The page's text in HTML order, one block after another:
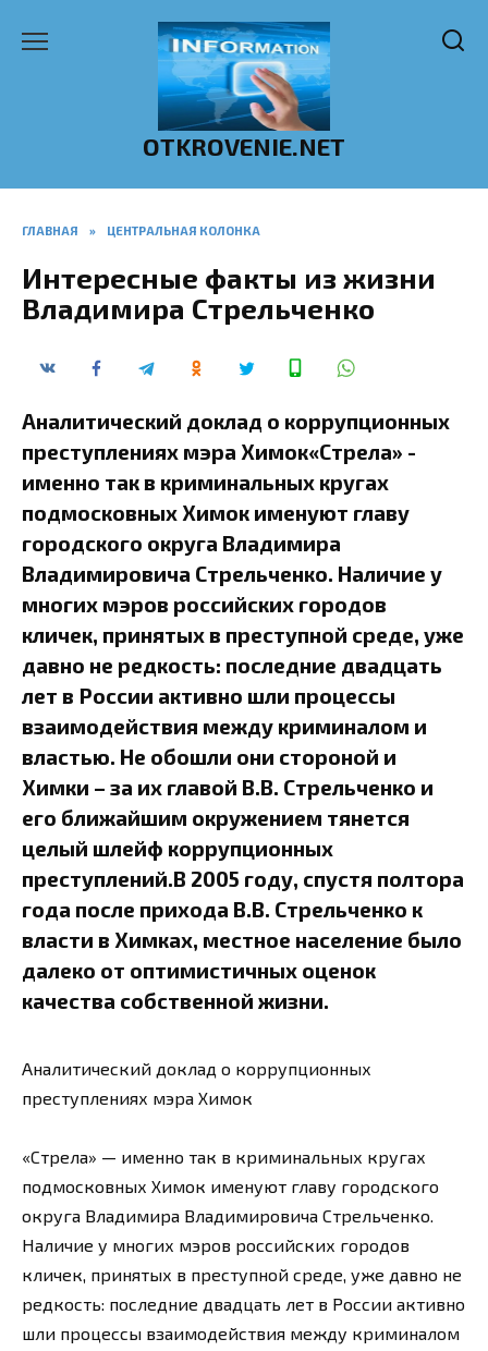
OTKROVENIE.NET
ГЛАВНАЯ » ЦЕНТРАЛЬНАЯ КОЛОНКА
Интересные факты из жизни
Владимира Стрельченко
Аналитический доклад о коррупционных
преступлениях мэра Химок«Стрела» -
именно так в криминальных кругах
подмосковных Химок именуют главу
городского округа Владимира
Владимировича Стрельченко. Наличие у
многих мэров российских городов
кличек, принятых в преступной среде, уже
давно не редкость: последние двадцать
лет в России активно шли процессы
взаимодействия между криминалом и
властью. Не обошли они стороной и
Химки – за их главой В.В. Стрельченко и
его ближайшим окружением тянется
целый шлейф коррупционных
преступлений.В 2005 году, спустя полтора
года после прихода В.В. Стрельченко к
власти в Химках, местное население было
далеко от оптимистичных оценок
качества собственной жизни.
Аналитический доклад о коррупционных
преступлениях мэра Химок
«Стрела» — именно так в криминальных кругах
подмосковных Химок именуют главу городского
округа Владимира Владимировича Стрельченко.
Наличие у многих мэров российских городов
кличек, принятых в преступной среде, уже давно не
редкость: последние двадцать лет в России активно
шли процессы взаимодействия между криминалом